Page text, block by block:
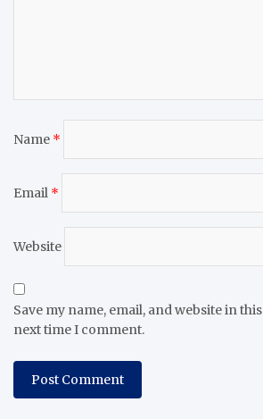
Name *
Email *
Website
Save my name, email, and website in
next time I comment.